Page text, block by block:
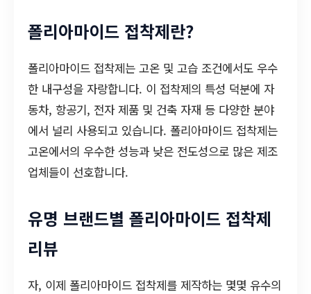
폴리아마이드 접착제란?
폴리아마이드 접착제는 고온 및 고습 조건에서도 우수
한 내구성을 자랑합니다. 이 접착제의 특성 덕분에 자
동차, 항공기, 전자 제품 및 건축 자재 등 다양한 분야
에서 널리 사용되고 있습니다. 폴리아마이드 접착제는
고온에서의 우수한 성능과 낮은 전도성으로 많은 제조
업체들이 선호합니다.
유명 브랜드별 폴리아마이드 접착제
리뷰
자, 이제 폴리아마이드 접착제를 제작하는 몇몇 유수의